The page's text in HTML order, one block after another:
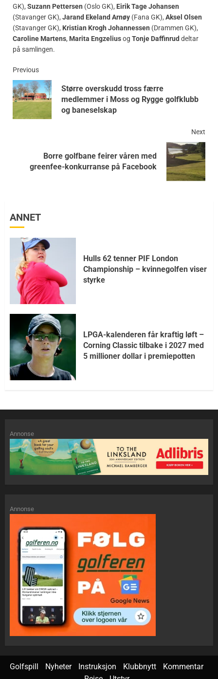
GK), Suzann Pettersen (Oslo GK), Eirik Tage Johansen
(Stavanger GK), Jarand Ekeland Arnøy (Fana GK), Aksel Olsen
(Stavanger GK), Kristian Krogh Johannessen (Drammen GK),
Caroline Martens, Marita Engzeliusog Tonje Daffinrud deltar
på samlingen.
Previous
Større overskudd tross færre
medlemmer i Moss og Rygge golfklubb
og baneselskap
Next
Borre golfbane feirer våren med
greenfee-konkurranse på Facebook
ANNET
Hulls 62 tenner PIF London
Championship – kvinnegolfen viser
styrke
LPGA-kalenderen får kraftig løft –
Corning Classic tilbake i 2027 med
5 millioner dollar i premiepotten
Annonse
Annonse
Golfspill Nyheter Instruksjon Klubbnytt
Kommentar